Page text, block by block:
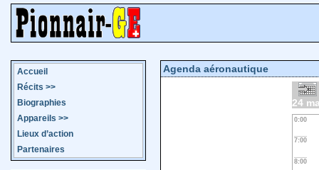
Accueil
Récits >>
Biographies
Appareils >>
Lieux d’action
Partenaires
Agenda aéronautique
24
0:00
7:00
8:00